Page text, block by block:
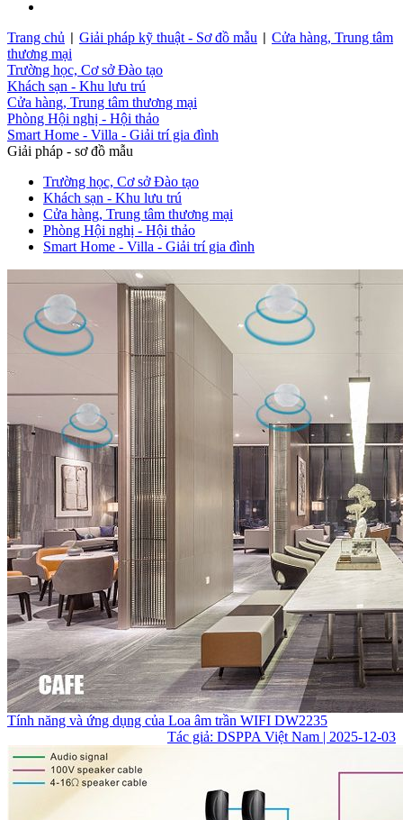
Trang chủ
Giải pháp kỹ thuật - Sơ đồ mẫu
Cửa hàng, Trung tâm
thương mại
Trường học, Cơ sở Đào tạo
Khách sạn - Khu lưu trú
Cửa hàng, Trung tâm thương mại
Phòng Hội nghị - Hội thảo
Smart Home - Villa - Giải trí gia đình
Giải pháp - sơ đồ mẫu
Trường học, Cơ sở Đào tạo
Khách sạn - Khu lưu trú
Cửa hàng, Trung tâm thương mại
Phòng Hội nghị - Hội thảo
Smart Home - Villa - Giải trí gia đình
Tính năng và ứng dụng của Loa âm trần WIFI DW2235
Tác giả: DSPPA Việt Nam | 2025-12-03